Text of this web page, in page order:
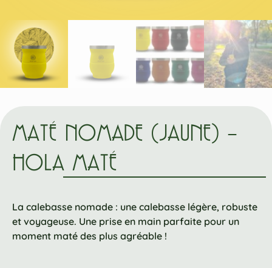
MATÉ NOMADE (JAUNE) –
HOLA MATÉ
La calebasse nomade : une calebasse légère, robuste
et voyageuse. Une prise en main parfaite pour un
moment maté des plus agréable !